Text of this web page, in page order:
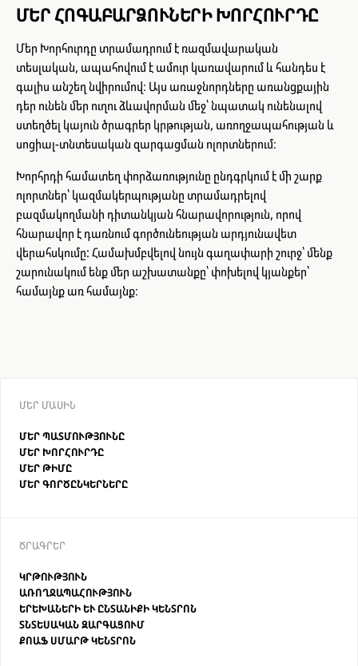
ՄԵՐ ՀՈԳԱԲԱՐՁՈՒՆԵՐԻ ԽՈՐՀՈՒՐԴԸ
Մեր Խորհուրդը տրամադրում է ռազմավարական
տեսլական, ապահովում է ամուր կառավարում և հանդես է
գալիս անշեղ նվիրումով։ Այս առաջնորդները առանցքային
դեր ունեն մեր ուղու ձևավորման մեջ՝ նպատակ ունենալով
ստեղծել կայուն ծրագրեր կրթության, առողջապահության և
սոցիալ-տնտեսական զարգացման ոլորտներում։
Խորհրդի համատեղ փորձառությունը ընդգրկում է մի շարք
ոլորտներ՝ կազմակերպությանը տրամադրելով
բազմակողմանի դիտանկյան հնարավորություն, որով
հնարավոր է դառնում գործունեության արդյունավետ
վերահսկումը: Համախմբվելով նույն գաղափարի շուրջ՝ մենք
շարունակում ենք մեր աշխատանքը՝ փոխելով կյանքեր՝
համայնք առ համայնք։
ՄԵՐ ՄԱՍԻՆ
ՄԵՐ ՊԱՏՄՈՒԹՅՈՒՆԸ
ՄԵՐ ԽՈՐՀՈՒՐԴԸ
ՄԵՐ ԹԻՄԸ
ՄԵՐ ԳՈՐԾԸՆԿԵՐՆԵՐԸ
ԾՐԱԳՐԵՐ
ԿՐԹՈՒԹՅՈՒՆ
ԱՌՈՂՋԱՊԱՀՈՒԹՅՈՒՆ
ԵՐԵԽԱՆԵՐԻ ԵՒ ԸՆՏԱՆԻՔԻ ԿԵՆՏՐՈՆ
ՏՆՏԵՍԱԿԱՆ ԶԱՐԳԱՑՈՒՄ
ՔՈԱՖ ՍՄԱՐԹ ԿԵՆՏՐՈՆ